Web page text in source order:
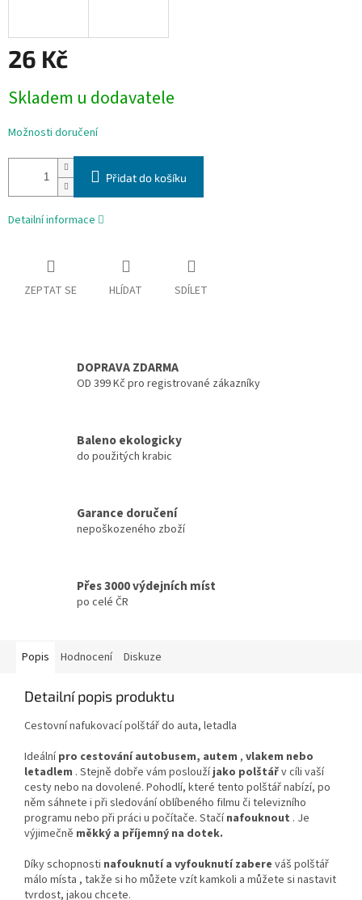
26 Kč
cena:
Skladem u dodavatele
Možnosti doručení
Přidat do košíku
Detailní informace
ZEPTAT SE HLÍDAT SDÍLET
DOPRAVA ZDARMA
OD 399 Kč pro registrované zákazníky
Baleno ekologicky
do použitých krabic
Garance doručení
nepoškozeného zboží
Přes 3000 výdejních míst
po celé ČR
Popis Hodnocení Diskuze
Detailní popis produktu
Cestovní nafukovací polštář do auta, letadla
Ideálnípro cestování autobusem, autem , vlakem nebo
letadlem . Stejně dobře vám posloužíjako polštářv cíli vaší
cesty nebo na dovolené. Pohodlí, které tento polštář nabízí, po
něm sáhnete i při sledování oblíbeného filmu či televizního
programu nebo při práci u počítače. Stačínafouknout . Je
výjimečně měkký a příjemný na dotek.
Díky schopnosti nafouknutí a vyfouknutízabere váš polštář
málo místa , takže si ho můžete vzít kamkoli a můžete si nastavit
tvrdost, jakou chcete.